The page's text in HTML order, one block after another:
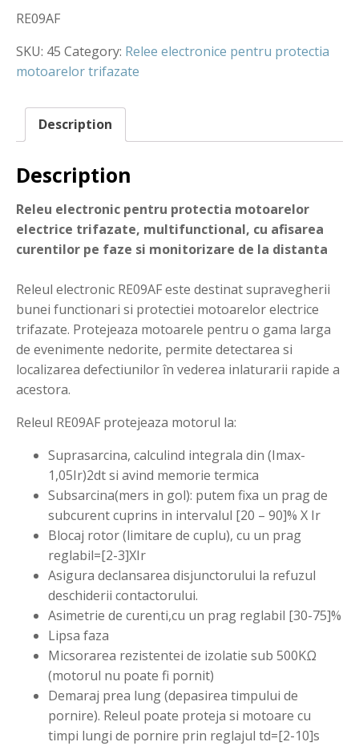
RE09AF
SKU: 45 Category: Relee electronice pentru protectia
motoarelor trifazate
Description
Description
Releu electronic pentru protectia motoarelor
electrice trifazate, multifunctional, cu afisarea
curentilor pe faze si monitorizare de la distanta
Releul electronic RE09AF este destinat supravegherii
bunei functionari si protectiei motoarelor electrice
trifazate. Protejeaza motoarele pentru o gama larga
de evenimente nedorite, permite detectarea si
localizarea defectiunilor în vederea inlaturarii rapide a
acestora.
Releul RE09AF protejeaza motorul la:
Suprasarcina, calculind integrala din (Imax-
1,05Ir)2dt si avind memorie termica
Subsarcina(mers in gol): putem fixa un prag de
subcurent cuprins in intervalul [20 – 90]% X Ir
Blocaj rotor (limitare de cuplu), cu un prag
reglabil=[2-3]XIr
Asigura declansarea disjunctorului la refuzul
deschiderii contactorului.
Asimetrie de curenti,cu un prag reglabil [30-75]%
Lipsa faza
Micsorarea rezistentei de izolatie sub 500KΩ
(motorul nu poate fi pornit)
Demaraj prea lung (depasirea timpului de
pornire). Releul poate proteja si motoare cu
timpi lungi de pornire prin reglajul td=[2-10]s